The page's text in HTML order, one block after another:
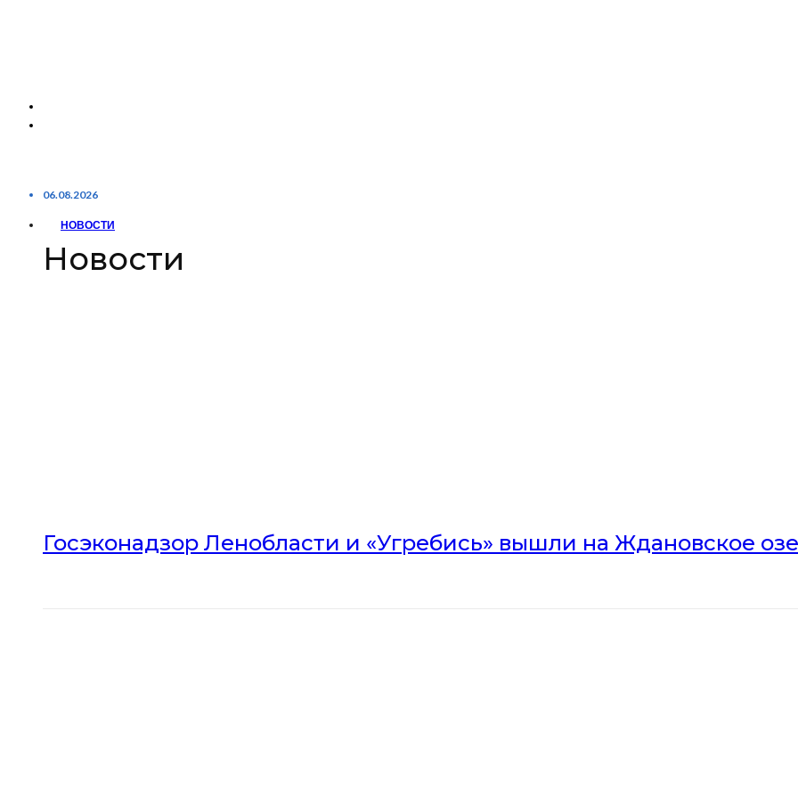
06.08.2026
НОВОСТИ
Новости
Госэконадзор Ленобласти и «Угребись» вышли на Ждановское